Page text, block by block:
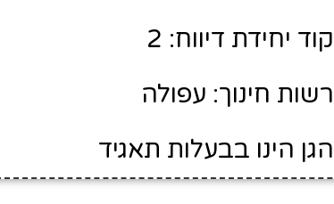
קוד יחידת דיווח: 2
רשות חינוך: עפולה
הגן הינו בבעלות תאגיד